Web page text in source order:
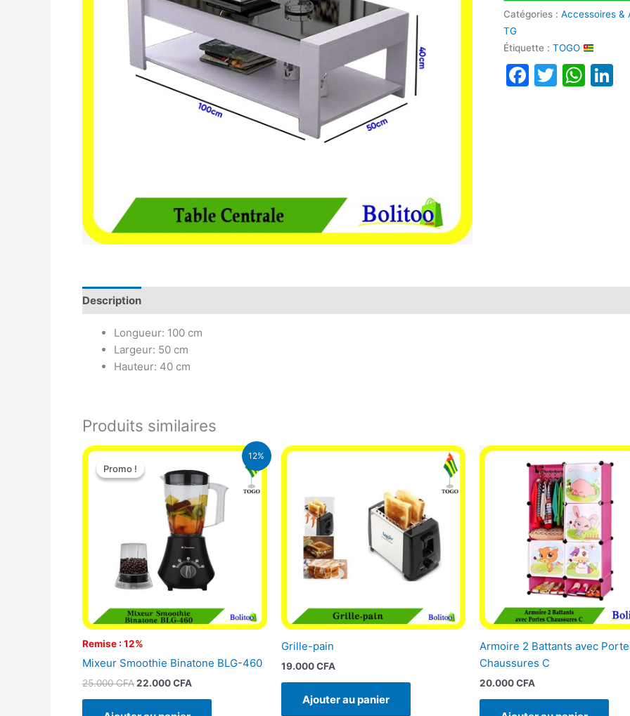
Catégories :Accessoires &
TG
Étiquette :TOGO
Facebook
Twitter
Description
Longueur: 100 cm
Largeur: 50 cm
Hauteur: 40 cm
Produits similaires
12%
Promo !
Remise : 12%
Promo !
Mixeur Smoothie Binatone BLG-460
25.000CFA
Le
initial
25.000 CFA.
22.000CFA
Le
actuel
est :
22.000 CFA.
Grille-pain
19.000CFA
Ajouter au panier
Armoire 2 Battants avec
Chaussures C
20.000CFA